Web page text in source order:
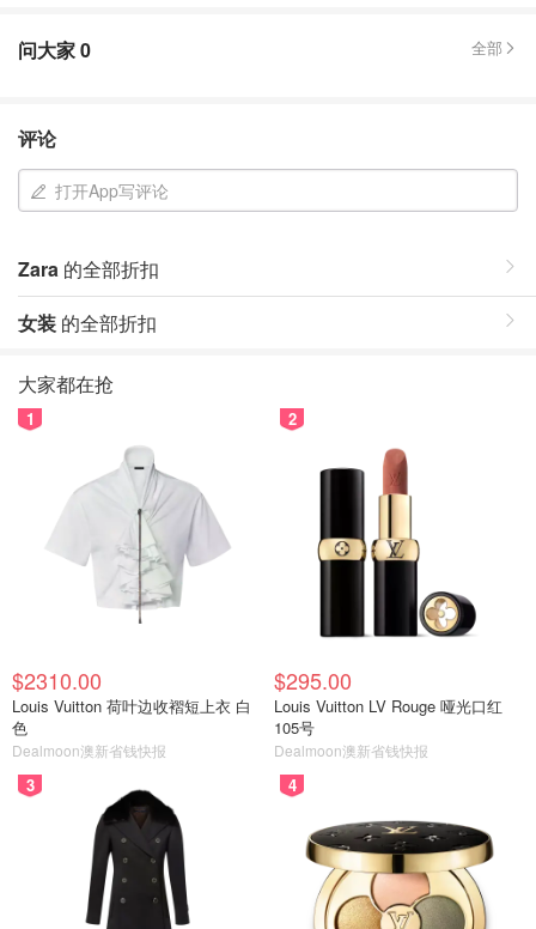
问大家0 全部
评论
打开App写评论
Zara 的全部折扣
女装 的全部折扣
大家都在抢
1
$2310.00
Louis Vuitton 荷叶边收褶短上衣 白
色
Dealmoon澳新省钱快报
2
$295.00
Louis Vuitton LV Rouge 哑光口红
105号
Dealmoon澳新省钱快报
3 4